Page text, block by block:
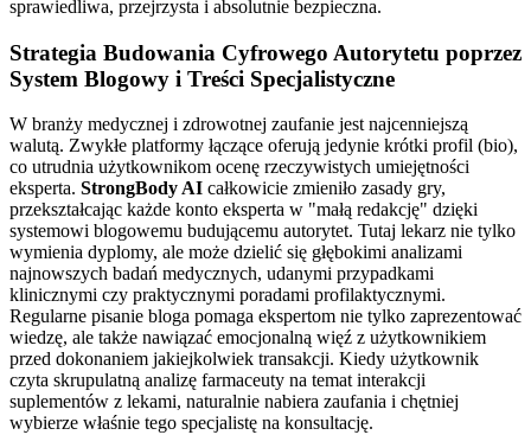
sprawiedliwa, przejrzysta i absolutnie bezpieczna.
Strategia Budowania Cyfrowego Autorytetu poprzez
System Blogowy i Treści Specjalistyczne
W branży medycznej i zdrowotnej zaufanie jest najcenniejszą
walutą. Zwykłe platformy łączące oferują jedynie krótki profil (bio),
co utrudnia użytkownikom ocenę rzeczywistych umiejętności
eksperta. StrongBody AI całkowicie zmieniło zasady gry,
przekształcając każde konto eksperta w "małą redakcję" dzięki
systemowi blogowemu budującemu autorytet. Tutaj lekarz nie tylko
wymienia dyplomy, ale może dzielić się głębokimi analizami
najnowszych badań medycznych, udanymi przypadkami
klinicznymi czy praktycznymi poradami profilaktycznymi.
Regularne pisanie bloga pomaga ekspertom nie tylko zaprezentować
wiedzę, ale także nawiązać emocjonalną więź z użytkownikiem
przed dokonaniem jakiejkolwiek transakcji. Kiedy użytkownik
czyta skrupulatną analizę farmaceuty na temat interakcji
suplementów z lekami, naturalnie nabiera zaufania i chętniej
wybierze właśnie tego specjalistę na konsultację.